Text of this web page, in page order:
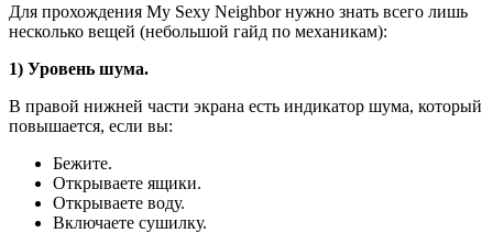
Для прохождения My Sexy Neighbor нужно знать всего лишь
несколько вещей (небольшой гайд по механикам):
1) Уровень шума.
В правой нижней части экрана есть индикатор шума, который
повышается, если вы:
Бежите.
Открываете ящики.
Открываете воду.
Включаете сушилку.